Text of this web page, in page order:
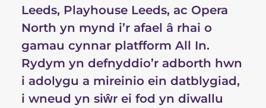
Leeds, Playhouse Leeds, ac Opera
North yn mynd i’r afael â rhai o
gamau cynnar platfform All In.
Rydym yn defnyddio’r adborth hwn
i adolygu a mireinio ein datblygiad,
i wneud yn siŵr ei fod yn diwallu